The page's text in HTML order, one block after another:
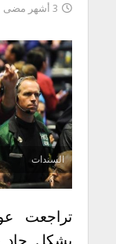
3 أشهر مضى
السندات
تراجعت
بشكل حاد